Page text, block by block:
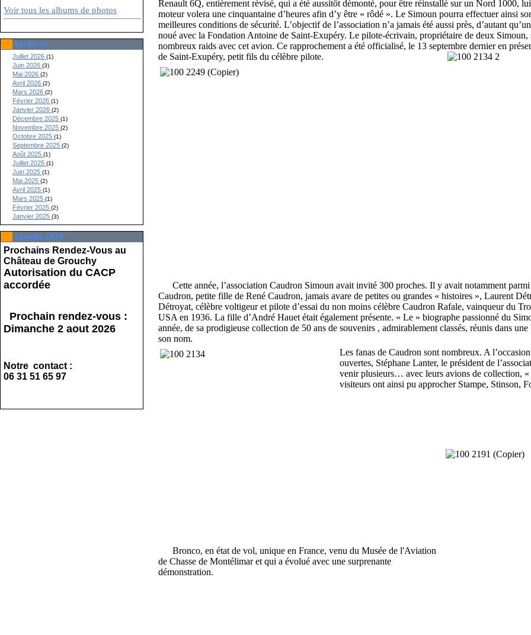
Voir tous les albums de photos
Archives
Juillet 2026(1)
Juin 2026(3)
Mai 2026(2)
Avril 2026(2)
Mars 2026(2)
Février 2026(1)
Janvier 2026(2)
Décembre 2025(1)
Novembre 2025(2)
Octobre 2025(1)
Septembre 2025(2)
Août 2025(1)
Juillet 2025(1)
Juin 2025(1)
Mai 2025(2)
Avril 2025(1)
Mars 2025(1)
Février 2025(2)
Janvier 2025(3)
Agenda 2024
Prochains Rendez-Vous au
Château de Grouchy
Autorisation du CACP
accordée
Prochain rendez-vous :
Dimanche 2 aout 2026
Notre contact :
06 31 51 65 97
Renault 6Q, entièrement révisé, qui a été aussitôt démonté, pour être réinstallé sur un Nord 1000,
moteur volera une cinquantaine d’heures afin d’y être « rôdé ». Le Simoun pourra effectuer ainsi
meilleures conditions de sécurité. L’objectif de l’association n’a jamais été aussi près, d’autant
noué avec la Fondation Antoine de Saint-Exupéry. Le pilote-écrivain, propriétaire de deux Simoun,
nombreux raids avec cet avion. Ce rapprochement a été officialisé, le 13 septembre dernier en
de Saint-Exupéry, petit fils du célèbre pilote.
Cette année, l’association Caudron Simoun avait invité 300 proches. Il y avait notamment
Caudron, petite fille de René Caudron, jamais avare de petites ou grandes « histoires », Laurent
Détroyat, célèbre voltigeur et pilote d’essai du non moins célèbre Caudron Rafale, vainqueur du
USA en 1936. La fille d’André Hauet était également présente. « Le » biographe passionné du
année, de sa prodigieuse collection de 50 ans de souvenirs , admirablement classés, réunis dans
son nom.
Les fanas de Caudron sont nombreux. A
ouvertes, Stéphane Lanter, le président de
venir plusieurs… avec leurs avions de collection,
visiteurs ont ainsi pu approcher Stampe, Stinson,
Bronco, en état de vol, unique en France, venu du Musée de l'Aviation
de Chasse de Montélimar et qui a évolué avec une surprenante
démonstration.